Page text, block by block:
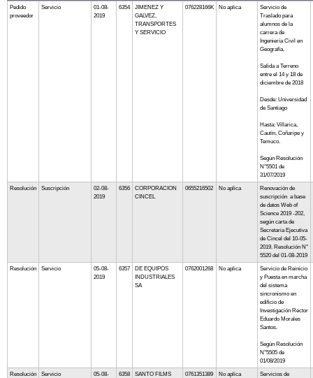
Pedido
proveedor
Servicio
01-08-
2019
6354
JIMENEZ Y
GALVEZ,
TRANSPORTES
Y SERVICIO
076228166K No aplica
Servicio de
Traslado para
alumnos de la
carrera de
Ingeniería Civil en
Geografía.
Salida a Terreno
entre el 14 y 18 de
diciembre de 2018
Desde: Universidad
de Santiago
Hasta: Villarica,
Cautín, Coñaripe y
Temuco.
Según Resolución
N°5501 de
31/07/2019
Resolución Suscripción
02-08-
2019
6356
CORPORACION
CINCEL
0655216502 No aplica
Renovación de
suscripción a base
de datos Web of
Science 2019 -202,
según carta de
Secretaria Ejecutiva
de Cincel del 10-05-
2019. Resolución N°
5520 del 01-08-2019
Resolución Servicio
05-08-
2019
6357
DE EQUIPOS
INDUSTRIALES
SA
0762001268 No aplica
Servicio de Reinicio
y Puesta en marcha
del sistema
sincronismo en
edificio de
Investigación Rector
Eduardo Morales
Santos.
Según Resolución
N°5505 de
01/08/2019
Resolución Servicio
05-08-
6358
SANTO FILMS
0761351389 No aplica
Servicios de